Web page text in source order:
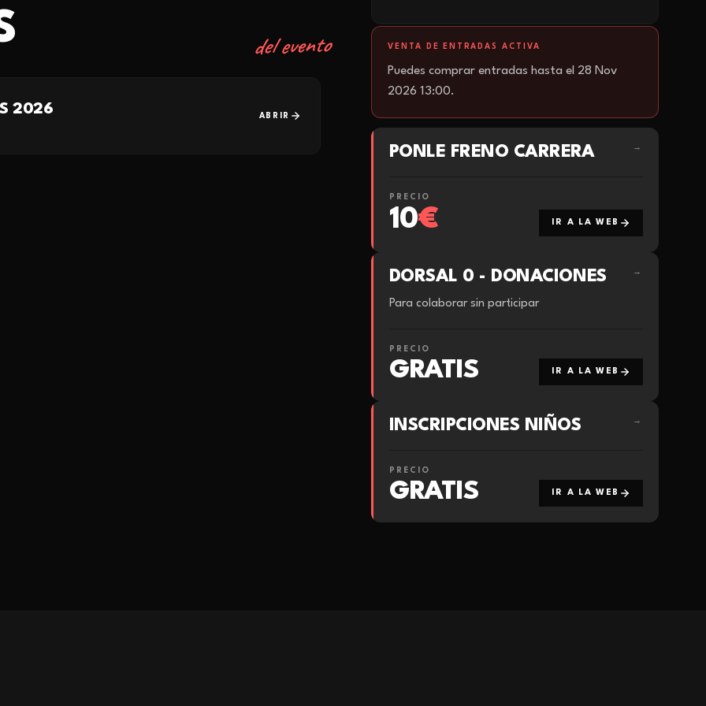
del evento
2026 ABRIR
VENTA DE ENTRADAS ACTIVA
Puedes comprar entradas hasta el 28 Nov
2026 13:00.
PONLE FRENO CARRERA →
PRECIO
10€ IR A LA WEB
DORSAL 0 - DONACIONES →
Para colaborar sin participar
PRECIO
GRATIS IR A LA WEB
INSCRIPCIONES NIÑOS →
PRECIO
GRATIS IR A LA WEB